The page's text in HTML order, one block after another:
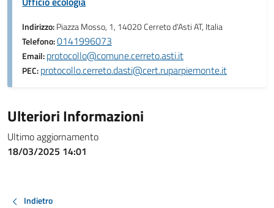
Indirizzo:Piazza Mosso, 1, 14020 Cerreto d'Asti AT, Italia
Telefono:0141996073
Email:protocollo@comune.cerreto.asti.it
PEC:protocollo.cerreto.dasti@cert.ruparpiemonte.it
Ulteriori Informazioni
Ultimo aggiornamento
18/03/2025 14:01
Indietro